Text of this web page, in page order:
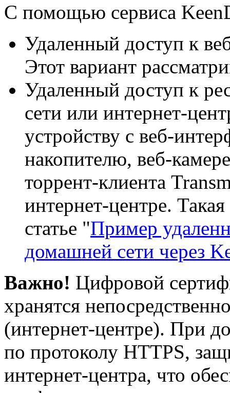
C помощью сервиса
Удаленный доступ к
Этот вариант
Удаленный доступ к
сети или интернет-
устройству с веб-
накопителю, веб-
торрент-клиента
интернет-центре.
статье "Пример
домашней сети через
Важно! Цифровой
хранятся
(интернет-центре). При
по протоколу HTTPS,
интернет-центра, что